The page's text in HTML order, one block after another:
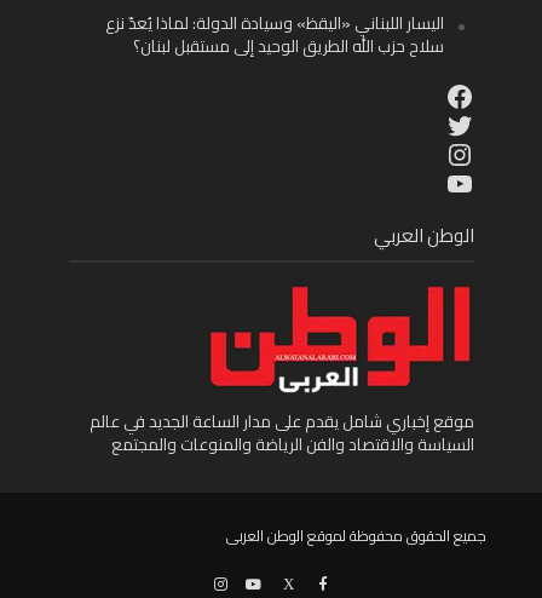
اليسار اللبناني «اليقظ» وسيادة الدولة: لماذا يُعدّ نزع
سلاح حزب الله الطريق الوحيد إلى مستقبل لبنان؟
Facebook
Twitter
Instagram
YouTube
الوطن العربي
موقع إخباري شامل يقدم على مدار الساعة الجديد في عالم
السياسة والاقتصاد والفن الرياضة والمنوعات والمجتمع
جميع الحقوق محفوظة لموقع الوطن العربى